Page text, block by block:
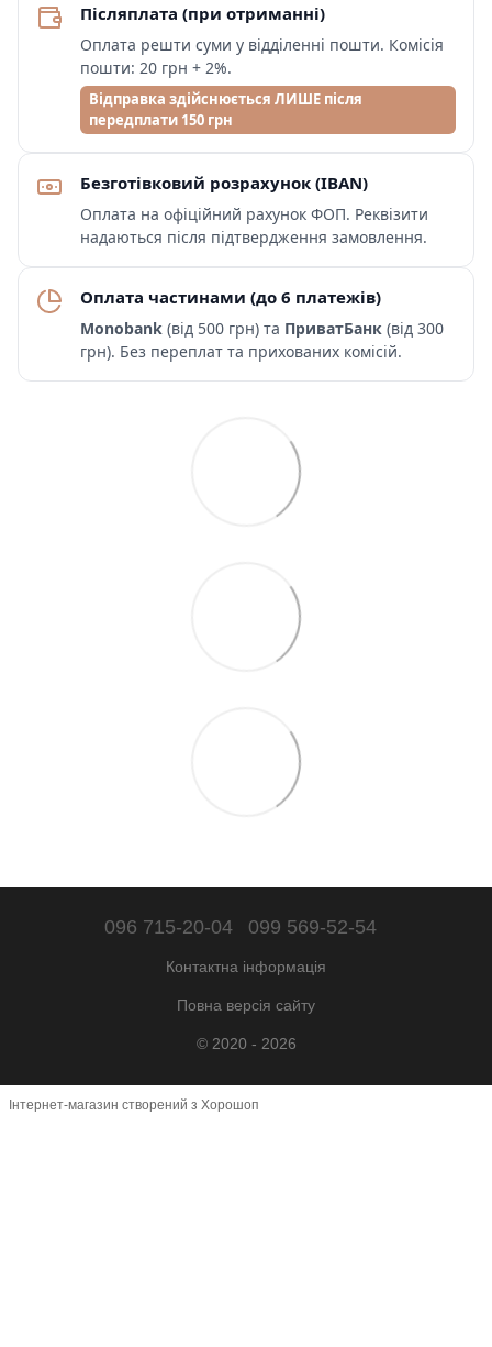
Післяплата (при отриманні)
Оплата решти суми у відділенні пошти. Комісія
пошти: 20 грн + 2%.
Відправка здійснюється ЛИШЕ після
передплати 150 грн
Безготівковий розрахунок (IBAN)
Оплата на офіційний рахунок ФОП. Реквізити
надаються після підтвердження замовлення.
Оплата частинами (до 6 платежів)
Monobank (від 500 грн) та ПриватБанк (від 300
грн). Без переплат та прихованих комісій.
096 715-20-04 099 569-52-54
Контактна інформація
Повна версія сайту
© 2020 - 2026
Інтернет-магазин створений з Хорошоп